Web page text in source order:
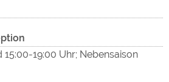
19:00 Uhr; Nebensaison